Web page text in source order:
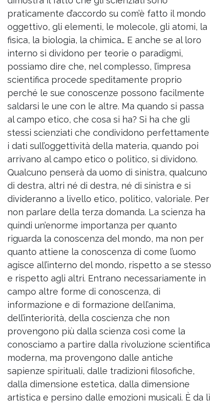
praticamente d’accordo su com’è fatto il mondo
oggettivo, gli elementi, le molecole, gli atomi, la
fisica, la biologia, la chimica… E anche se al loro
interno si dividono per teorie o paradigmi,
possiamo dire che, nel complesso, l’impresa
scientifica procede speditamente proprio
perché le sue conoscenze possono facilmente
saldarsi le une con le altre. Ma quando si passa
al campo etico, che cosa si ha? Si ha che gli
stessi scienziati che condividono perfettamente
i dati sull’oggettività della materia, quando poi
arrivano al campo etico o politico, si dividono.
Qualcuno penserà da uomo di sinistra, qualcuno
di destra, altri né di destra, né di sinistra e si
divideranno a livello etico, politico, valoriale. Per
non parlare della terza domanda. La scienza ha
quindi un’enorme importanza per quanto
riguarda la conoscenza del mondo, ma non per
quanto attiene la conoscenza di come l’uomo
agisce all’interno del mondo, rispetto a se stesso
e rispetto agli altri. Entrano necessariamente in
campo altre forme di conoscenza, di
informazione e di formazione dell’anima,
dell’interiorità, della coscienza che non
provengono più dalla scienza così come la
conosciamo a partire dalla rivoluzione scientifica
moderna, ma provengono dalle antiche
sapienze spirituali, dalle tradizioni filosofiche,
dalla dimensione estetica, dalla dimensione
artistica e persino dalle emozioni musicali. È da lì